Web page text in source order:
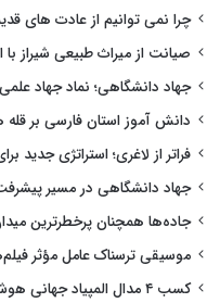
چرا نمی توانیم از عادت های
صیانت از میراث طبیعی شیراز
جهاد دانشگاهی؛ نماد جهاد
دانش آموز استان فارسی بر
فراتر از لاغری؛ استراتژی جدید
جهاد دانشگاهی در مسیر
جاده‌ها همچنان پرخطرترین
موسیقی ترسناک عامل مؤثر
کسب ۴ مدال المپیاد جهانی هوش مصنوعی برای ایران